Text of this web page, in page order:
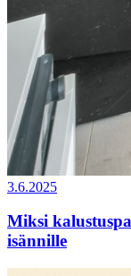
3.6.2025
Miksi
isännille